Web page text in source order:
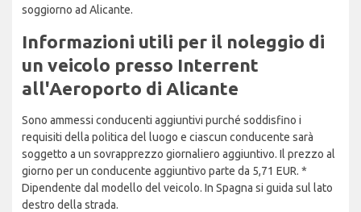
soggiorno ad Alicante.
Informazioni utili per il noleggio di
un veicolo presso Interrent
all'Aeroporto di Alicante
Sono ammessi conducenti aggiuntivi purché soddisfino i
requisiti della politica del luogo e ciascun conducente sarà
soggetto a un sovrapprezzo giornaliero aggiuntivo. Il prezzo al
giorno per un conducente aggiuntivo parte da 5,71 EUR. *
Dipendente dal modello del veicolo. In Spagna si guida sul lato
destro della strada.